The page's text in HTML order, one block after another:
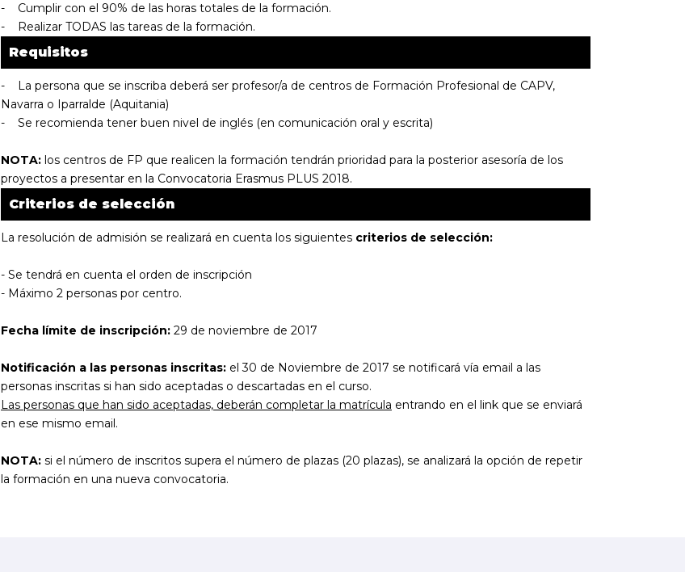
- Cumplir con el 90% de las horas totales de la formación.
- Realizar TODAS las tareas de la formación.
Requisitos
- La persona que se inscriba deberá ser profesor/a de centros de Formación Profesional de CAPV,
Navarra o Iparralde (Aquitania)
- Se recomienda tener buen nivel de inglés (en comunicación oral y escrita)
NOTA: los centros de FP que realicen la formación tendrán prioridad para la posterior asesoría de los
proyectos a presentar en la Convocatoria Erasmus PLUS 2018.
Criterios de selección
La resolución de admisión se realizará en cuenta los siguientes criterios de selección:
- Se tendrá en cuenta el orden de inscripción
- Máximo 2 personas por centro.
Fecha límite de inscripción: 29 de noviembre de 2017
Notificación a las personas inscritas: el 30 de Noviembre de 2017 se notificará vía email a las
personas inscritas si han sido aceptadas o descartadas en el curso.
Las personas que han sido aceptadas, deberán completar la matrícula entrando en el link que se enviará
en ese mismo email.
NOTA: si el número de inscritos supera el número de plazas (20 plazas), se analizará la opción de repetir
la formación en una nueva convocatoria.